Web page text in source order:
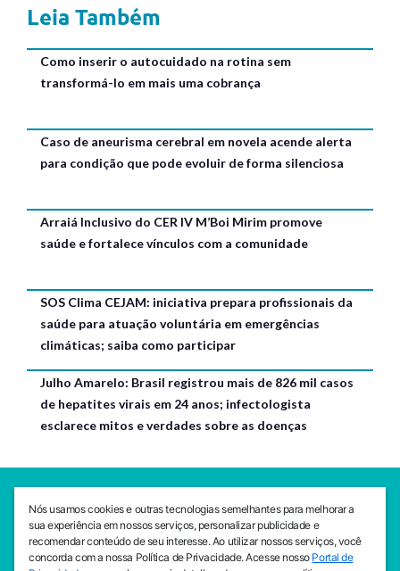
Leia Também
Como inserir o autocuidado na rotina sem
transformá-lo em mais uma cobrança
Caso de aneurisma cerebral em novela acende alerta
para condição que pode evoluir de forma silenciosa
Arraiá Inclusivo do CER IV M’Boi Mirim promove
saúde e fortalece vínculos com a comunidade
SOS Clima CEJAM: iniciativa prepara profissionais da
saúde para atuação voluntária em emergências
climáticas; saiba como participar
Julho Amarelo: Brasil registrou mais de 826 mil casos
de hepatites virais em 24 anos; infectologista
esclarece mitos e verdades sobre as doenças
Av. da Liberdade, 765, Liberdade, São Paulo, 01503-001
(11) 3469 - 1818
Nós usamos cookies e outras tecnologias semelhantes para melhorar a
sua experiência em nossos serviços, personalizar publicidade e
recomendar conteúdo de seu interesse. Ao utilizar nossos serviços, você
concorda com a nossa Política de Privacidade. Acesse nosso Portal de